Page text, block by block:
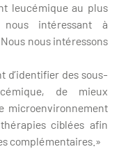
leucémique au plus
intéressant à
nous intéressons
d’identifier des sous-
de mieux
microenvironnement
ciblées afin
complémentaires.»